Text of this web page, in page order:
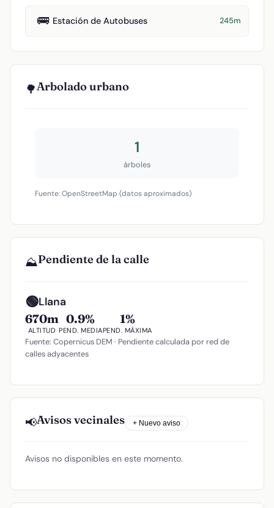
🚌 Estación de Autobuses 245m
🌳Arbolado urbano
1
árboles
Fuente: OpenStreetMap (datos aproximados)
⛰️Pendiente de la calle
🟢Llana
670m
ALTITUD
0.9%
PEND. MEDIA
1%
PEND. MÁXIMA
Fuente: Copernicus DEM · Pendiente calculada por red de
calles adyacentes
📢Avisos vecinales + Nuevo aviso
Avisos no disponibles en este momento.